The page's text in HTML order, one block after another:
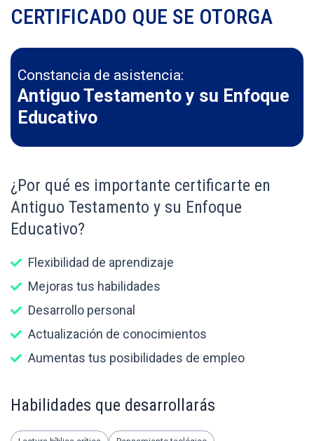
CERTIFICADO QUE SE OTORGA
Constancia de asistencia:
Antiguo Testamento y su Enfoque
Educativo
¿Por qué es importante certificarte en
Antiguo Testamento y su Enfoque
Educativo?
Flexibilidad de aprendizaje
Mejoras tus habilidades
Desarrollo personal
Actualización de conocimientos
Aumentas tus posibilidades de empleo
Habilidades que desarrollarás